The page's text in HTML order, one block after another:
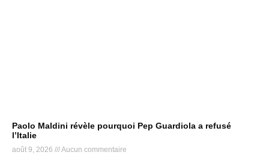
Paolo Maldini révèle pourquoi Pep Guardiola a refusé
l’Italie
août 9, 2026 Aucun commentaire